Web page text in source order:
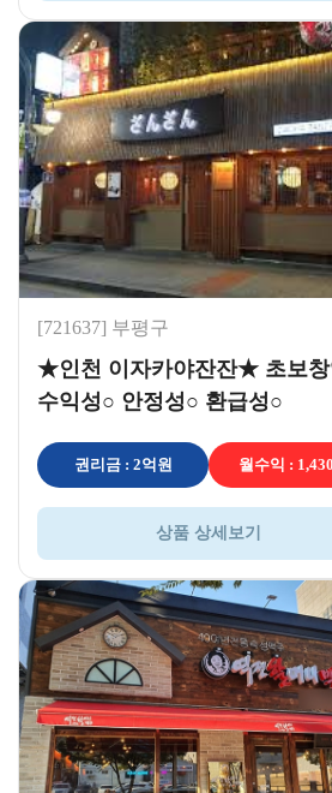
[721637] 부평구
★인천 이자카야잔잔★ 초보
수익성○ 안정성○ 환급성○
권리금 : 2억원 월수익 :
상품 상세보기